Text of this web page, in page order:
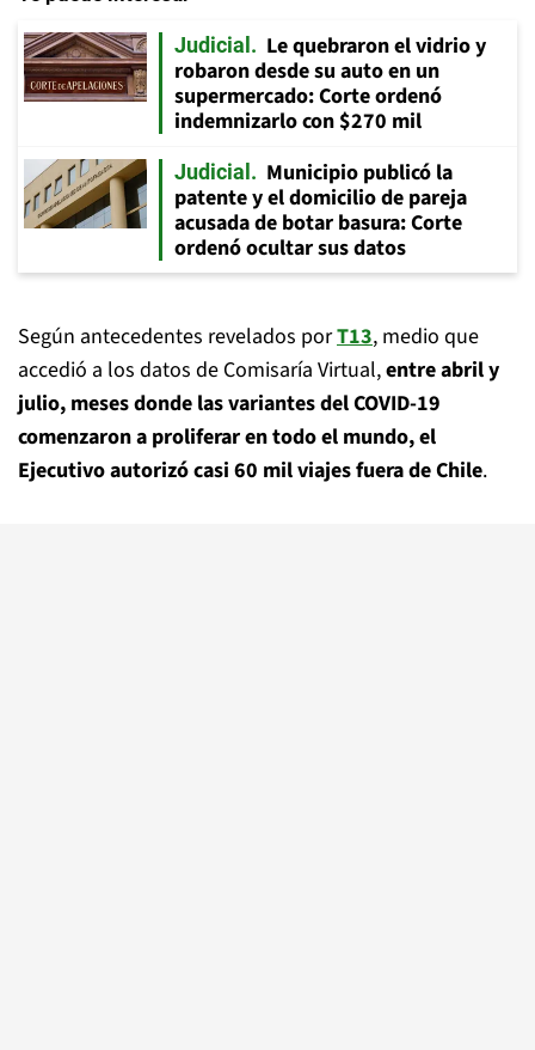
Judicial
Le quebraron el vidrio y
robaron desde su auto en un
supermercado: Corte ordenó
indemnizarlo con $270 mil
Judicial
Municipio publicó la
patente y el domicilio de pareja
acusada de botar basura: Corte
ordenó ocultar sus datos
Según antecedentes revelados porT13, medio que
accedió a los datos de Comisaría Virtual,entre abril y
julio, meses donde las variantes del COVID-19
comenzaron a proliferar en todo el mundo, el
Ejecutivo autorizó casi 60 mil viajes fuera de Chile.